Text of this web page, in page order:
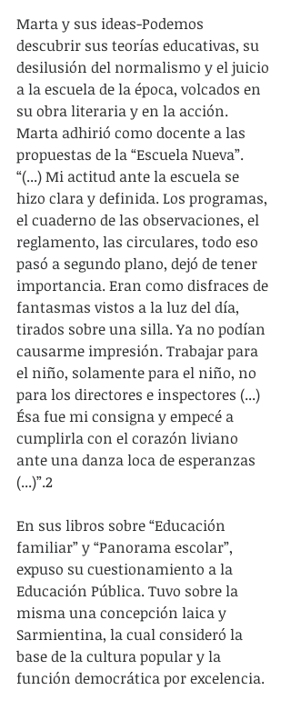
Marta y sus ideas-Podemos
descubrir sus teorías educativas, su
desilusión del normalismo y el juicio
a la escuela de la época, volcados en
su obra literaria y en la acción.
Marta adhirió como docente a las
propuestas de la “Escuela Nueva”.
“(...) Mi actitud ante la escuela se
hizo clara y definida. Los programas,
el cuaderno de las observaciones, el
reglamento, las circulares, todo eso
pasó a segundo plano, dejó de tener
importancia. Eran como disfraces de
fantasmas vistos a la luz del día,
tirados sobre una silla. Ya no podían
causarme impresión. Trabajar para
el niño, solamente para el niño, no
para los directores e inspectores (...)
Ésa fue mi consigna y empecé a
cumplirla con el corazón liviano
ante una danza loca de esperanzas
(...)”.2
En sus libros sobre “Educación
familiar” y “Panorama escolar”,
expuso su cuestionamiento a la
Educación Pública. Tuvo sobre la
misma una concepción laica y
Sarmientina, la cual consideró la
base de la cultura popular y la
función democrática por excelencia.